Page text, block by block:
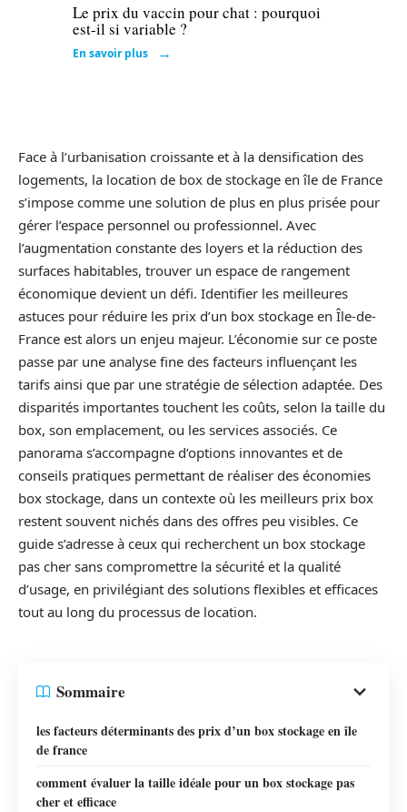
Le prix du vaccin pour chat : pourquoi
est-il si variable ?
En savoir plus
Face à l’urbanisation croissante et à la densification des
logements, la location de box de stockage en île de France
s’impose comme une solution de plus en plus prisée pour
gérer l’espace personnel ou professionnel. Avec
l’augmentation constante des loyers et la réduction des
surfaces habitables, trouver un espace de rangement
économique devient un défi. Identifier les meilleures
astuces pour réduire les prix d’un box stockage en Île-de-
France est alors un enjeu majeur. L’économie sur ce poste
passe par une analyse fine des facteurs influençant les
tarifs ainsi que par une stratégie de sélection adaptée. Des
disparités importantes touchent les coûts, selon la taille du
box, son emplacement, ou les services associés. Ce
panorama s’accompagne d’options innovantes et de
conseils pratiques permettant de réaliser des économies
box stockage, dans un contexte où les meilleurs prix box
restent souvent nichés dans des offres peu visibles. Ce
guide s’adresse à ceux qui recherchent un box stockage
pas cher sans compromettre la sécurité et la qualité
d’usage, en privilégiant des solutions flexibles et efficaces
tout au long du processus de location.
Sommaire
les facteurs déterminants des prix d’un box stockage en île
de france
comment évaluer la taille idéale pour un box stockage pas
cher et efficace